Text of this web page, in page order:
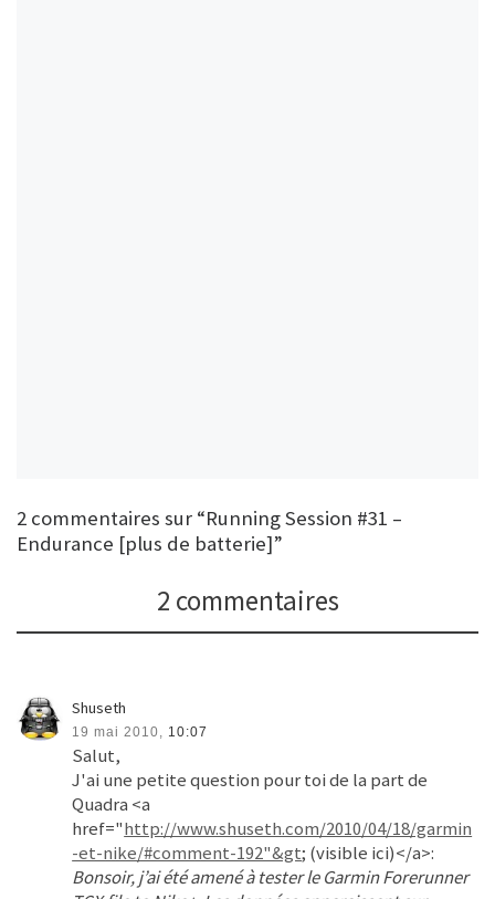
2 commentaires sur “Running Session #31 –
Endurance [plus de batterie]”
2 commentaires
Shuseth
19 mai 2010, 10:07
Salut,
J'ai une petite question pour toi de la part de
Quadra <a
href="http://www.shuseth.com/2010/04/18/garmin
-et-nike/#comment-192"&gt; (visible ici)</a>:
Bonsoir, j’ai été amené à tester le Garmin Forerunner